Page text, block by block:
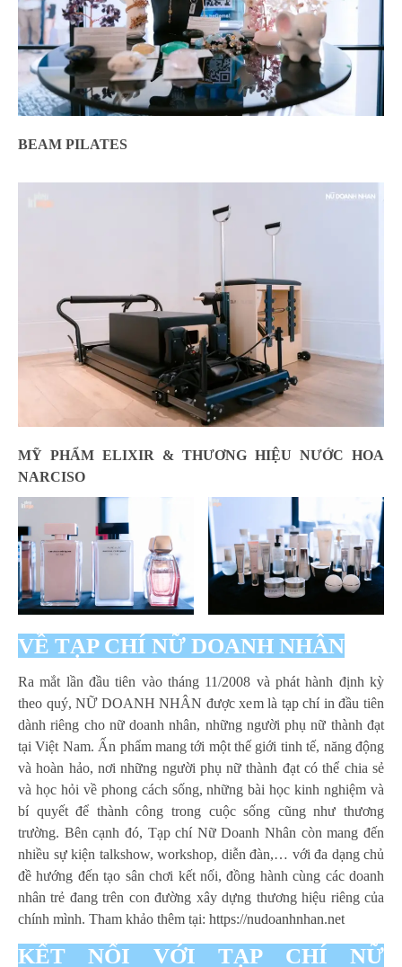
BEAM PILATES
MỸ PHẨM ELIXIR & THƯƠNG HIỆU NƯỚC HOA
NARCISO
VỀ TẠP CHÍ NỮ DOANH NHÂN
Ra mắt lần đầu tiên vào tháng 11/2008 và phát hành định kỳ
theo quý, NỮ DOANH NHÂN được xem là tạp chí in đầu tiên
dành riêng cho nữ doanh nhân, những người phụ nữ thành đạt
tại Việt Nam. Ấn phẩm mang tới một thế giới tinh tế, năng động
và hoàn hảo, nơi những người phụ nữ thành đạt có thể chia sẻ
và học hỏi về phong cách sống, những bài học kinh nghiệm và
bí quyết để thành công trong cuộc sống cũng như thương
trường. Bên cạnh đó, Tạp chí Nữ Doanh Nhân còn mang đến
nhiều sự kiện talkshow, workshop, diễn đàn,… với đa dạng chủ
đề hướng đến tạo sân chơi kết nối, đồng hành cùng các doanh
nhân trẻ đang trên con đường xây dựng thương hiệu riêng của
chính mình. Tham khảo thêm tại: https://nudoanhnhan.net
KẾT NỐI VỚI TẠP CHÍ NỮ